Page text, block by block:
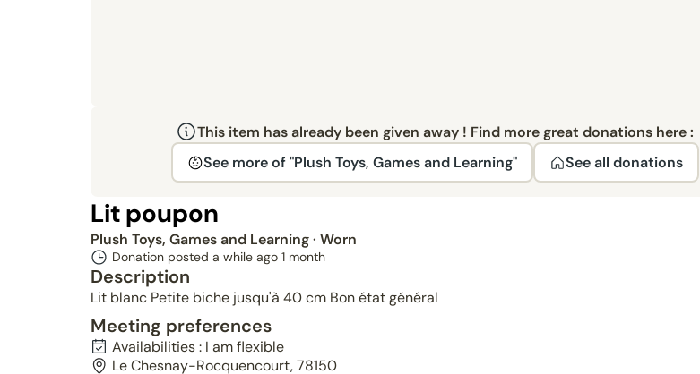
This item has already been given away ! Find more great donations here :
See more of "Plush Toys, Games and Learning"
See all donations
Lit poupon
Plush Toys, Games and Learning· Worn
Donation posted a while ago 1 month
Description
Lit blanc Petite biche jusqu'à 40 cm Bon état général
Meeting preferences
Availabilities : I am flexible
Le Chesnay-Rocquencourt, 78150